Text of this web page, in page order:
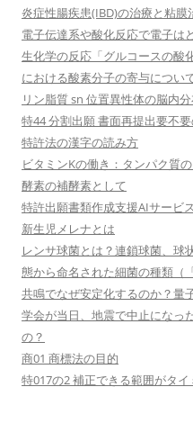
炎症性腸疾患(IBD)の治療と粘
電子伝達系や酸化反応で電子は
生化学の反応「グルコースの酸
における酸素分子の寄与につい
リン脂質 sn 位置異性体の脳内
特44 分割出願 書面再提出要不
特許法の漢字の読み方
ビタミンKの働き：タンパク質
酵素の補酵素として
特許出願書類作成支援AIサービス
新生児メレナとは
レンサ球菌とは？連鎖球菌、球
態から命名された細菌の種類（
共鳴でなぜ安定化するのか？量
学会が当日、地震で中止になっ
の？
商01 商標法の目的
特017の2 補正できる範囲がタ